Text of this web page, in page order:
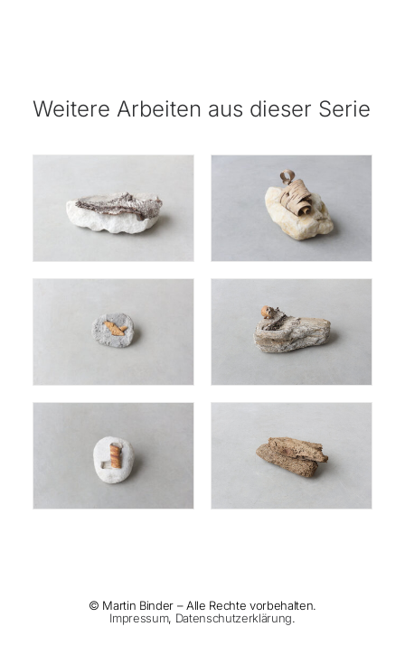
Weitere Arbeiten aus dieser Serie
© Martin Binder – Alle Rechte vorbehalten.
Impressum, Datenschutzerklärung.